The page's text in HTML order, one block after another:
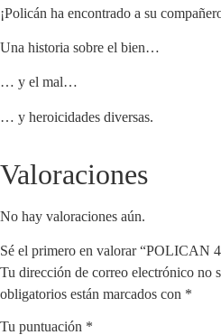
¡Policán ha encontrado a su
Una historia sobre el bien…
… y el mal…
… y heroicidades diversas.
Valoraciones
No hay valoraciones aún.
Sé el primero en valorar
Tu dirección de correo electrónico no
obligatorios están marcados con *
Tu puntuación *